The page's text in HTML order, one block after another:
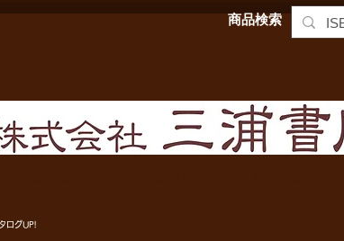
商品検索
ログUP!